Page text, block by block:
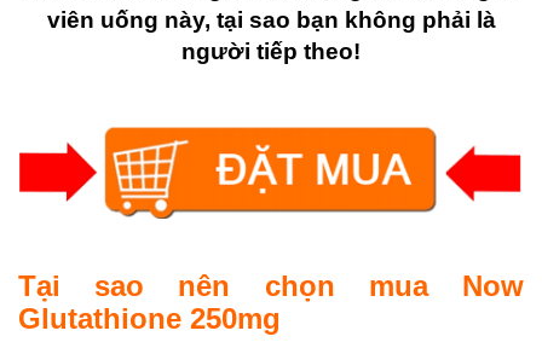
viên uống này, tại sao bạn không phải là
người tiếp theo!
Tại sao nên chọn mua Now
Glutathione 250mg